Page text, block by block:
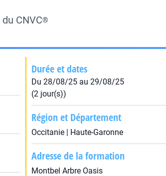
CNVC®
Durée et dates
Du 28/08/25 au 29/08/25
(2 jour(s))
Région et Département
Occitanie | Haute-Garonne
Adresse de la formation
Montbel Arbre Oasis